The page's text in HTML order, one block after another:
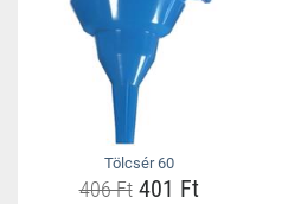
Tölcsér 60
406 Ft401 Ft